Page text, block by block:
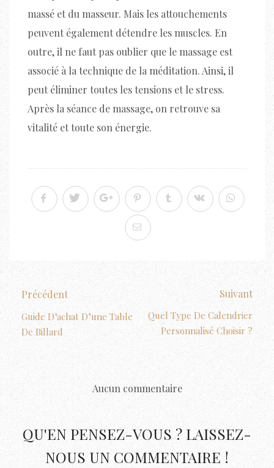
massé et du masseur. Mais les attouchements
peuvent également détendre les muscles. En
outre, il ne faut pas oublier que le massage est
associé à la technique de la méditation. Ainsi, il
peut éliminer toutes les tensions et le stress.
Après la séance de massage, on retrouve sa
vitalité et toute son énergie.
Précédent
Guide D’achat D’une Table
De Billard
Suivant
Quel Type De Calendrier
Personnalisé Choisir ?
Aucun commentaire
QU'EN PENSEZ-VOUS ? LAISSEZ-
NOUS UN COMMENTAIRE !